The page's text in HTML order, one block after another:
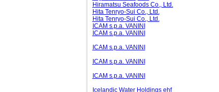
Hiramatsu Seafoods Co., Ltd.
Hita Tenryo-Sui Co., Ltd.
Hita Tenryo-Sui Co., Ltd.
ICAM s.p.a. VANINI
ICAM s.p.a. VANINI
ICAM s.p.a. VANINI
ICAM s.p.a. VANINI
ICAM s.p.a. VANINI
Icelandic Water Holdings ehf